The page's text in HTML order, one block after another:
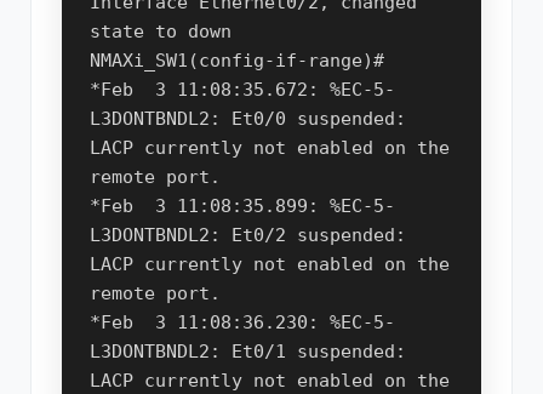
state to down
NMAXi_SW1(config-if-range)#
*Feb  3 11:08:35.672: %EC-5-
L3DONTBNDL2: Et0/0 suspended:
LACP currently not enabled on the
remote port.
*Feb  3 11:08:35.899: %EC-5-
L3DONTBNDL2: Et0/2 suspended:
LACP currently not enabled on the
remote port.
*Feb  3 11:08:36.230: %EC-5-
L3DONTBNDL2: Et0/1 suspended:
LACP currently not enabled on the